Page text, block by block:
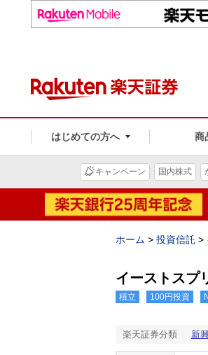
はじめての方へ 商
キャンペーン 国内株式
ホーム > 投資信託 >
イーストスプ
積立 100円投資
楽天証券分類 新